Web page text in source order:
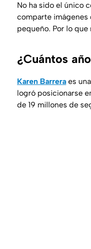
No ha sido el único
comparte imágenes
pequeño. Por lo
¿Cuántos
Karen Barrera es una
logró posicionarse
de 19 millones de